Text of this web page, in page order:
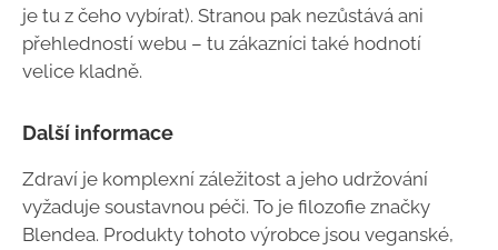
je tu z čeho vybírat). Stranou pak nezůstává ani
přehledností webu – tu zákazníci také hodnotí
velice kladně.
Další informace
Zdraví je komplexní záležitost a jeho udržování
vyžaduje soustavnou péči. To je filozofie značky
Blendea. Produkty tohoto výrobce jsou veganské,